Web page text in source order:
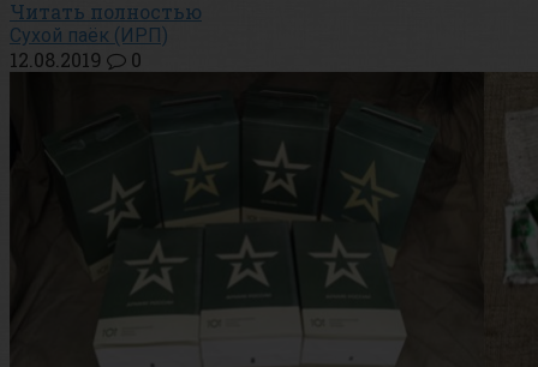
Читать полностью
Сухой паёк (ИРП)
12.08.2019 0